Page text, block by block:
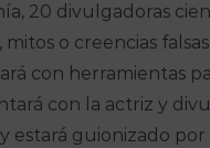
20 divulgadoras
o creencias
con herramientas
con la actriz y
estará guionizado por